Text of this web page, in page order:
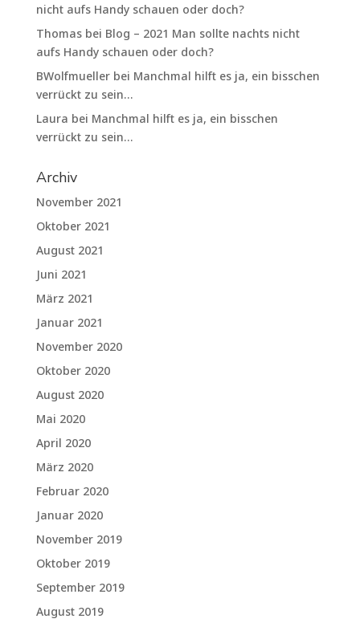
nicht aufs Handy schauen oder doch?
Thomasbei Blog – 2021 Man sollte nachts nicht
aufs Handy schauen oder doch?
BWolfmuellerbei Manchmal hilft es ja, ein bisschen
verrückt zu sein…
Laura bei Manchmal hilft es ja, ein bisschen
verrückt zu sein…
Archiv
November 2021
Oktober 2021
August 2021
Juni 2021
März 2021
Januar 2021
November 2020
Oktober 2020
August 2020
Mai 2020
April 2020
März 2020
Februar 2020
Januar 2020
November 2019
Oktober 2019
September 2019
August 2019